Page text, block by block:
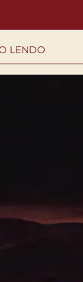
LENDO